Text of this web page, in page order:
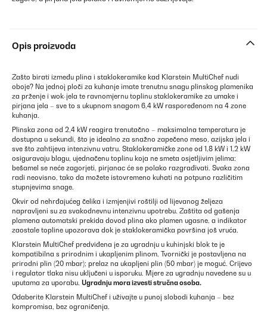
Opis proizvoda
Zašto birati između plina i staklokeramike kad Klarstein MultiChef nudi
oboje? Na jednoj ploči za kuhanje imate trenutnu snagu plinskog plamenika
za prženje i wok-jela te ravnomjernu toplinu staklokeramike za umake i
pirjana jela – sve to s ukupnom snagom 6,4 kW raspoređenom na 4 zone
kuhanja.
Plinska zona od 2,4 kW reagira trenutačno – maksimalna temperatura je
dostupna u sekundi, što je idealno za snažno zapečeno meso, azijska jela i
sve što zahtijeva intenzivnu vatru. Staklokeramičke zone od 1,8 kW i 1,2 kW
osiguravaju blagu, ujednačenu toplinu koja ne smeta osjetljivim jelima:
bešamel se neće zagorjeti, pirjanac će se polako razgrađivati. Svaka zona
radi neovisno, tako da možete istovremeno kuhati na potpuno različitim
stupnjevima snage.
Okvir od nehrđajućeg čelika i izmjenjivi roštilji od lijevanog željeza
napravljeni su za svakodnevnu intenzivnu upotrebu. Zaštita od gašenja
plamena automatski prekida dovod plina ako plamen ugasne, a indikator
zaostale topline upozorava dok je staklokeramička površina još vruća.
Klarstein MultiChef predviđena je za ugradnju u kuhinjski blok te je
kompatibilna s prirodnim i ukapljenim plinom. Tvornički je postavljena na
prirodni plin (20 mbar); prelaz na ukapljeni plin (50 mbar) je moguć. Crijevo
i regulator tlaka nisu uključeni u isporuku. Mjere za ugradnju navedene su u
uputama za uporabu. Ugradnju mora izvesti stručna osoba.
Odaberite Klarstein MultiChef i uživajte u punoj slobodi kuhanja – bez
kompromisa, bez ograničenja.